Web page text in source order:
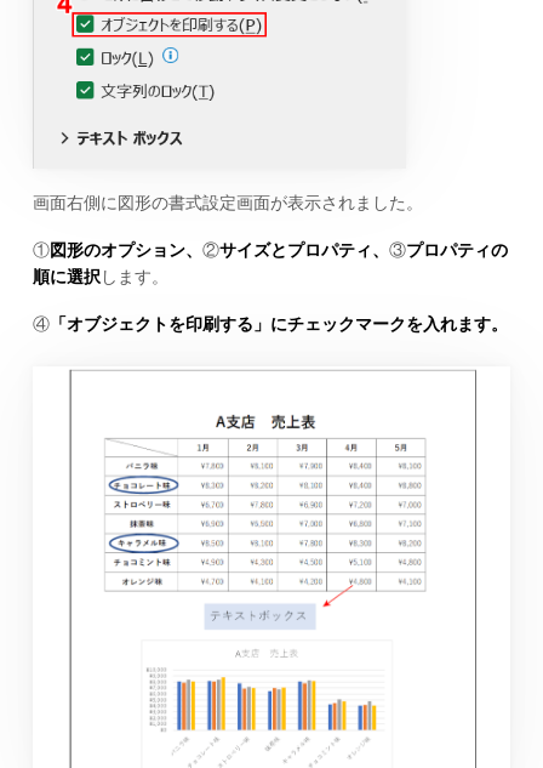
画面右側に図形の書式設定画面が表示されました。
①図形のオプション、 ②サイズとプロパティ、 ③プロパティの
順に選択します。
④「オブジェクトを印刷する」にチェックマークを入れます。